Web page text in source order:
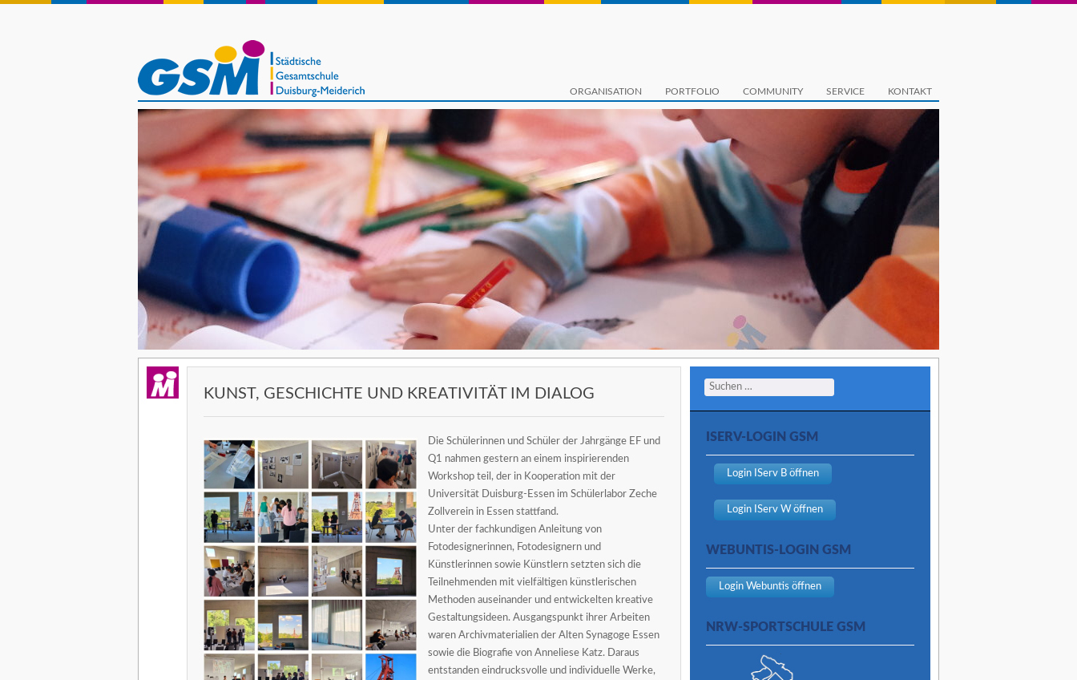
ORGANISATION PORTFOLIO COMMUNITY SERVICE KONTAKT
KUNST, GESCHICHTE UND KREATIVITÄT IM DIALOG
Die Schülerinnen und Schüler der Jahrgänge EF und
Q1 nahmen gestern an einem inspirierenden
Workshop teil, der in Kooperation mit der
Universität Duisburg-Essen im Schülerlabor Zeche
Zollverein in Essen stattfand.
Unter der fachkundigen Anleitung von
Fotodesignerinnen, Fotodesignern und
Künstlerinnen sowie Künstlern setzten sich die
Teilnehmenden mit vielfältigen künstlerischen
Methoden auseinander und entwickelten kreative
Gestaltungsideen. Ausgangspunkt ihrer Arbeiten
waren Archivmaterialien der Alten Synagoge Essen
sowie die Biografie von Anneliese Katz. Daraus
entstanden eindrucksvolle und individuelle Werke,
Search
ISERV-LOGIN GSM
Login IServ B öffnen
Login IServ W öffnen
WEBUNTIS-LOGIN GSM
Login Webuntis öffnen
NRW-SPORTSCHULE GSM